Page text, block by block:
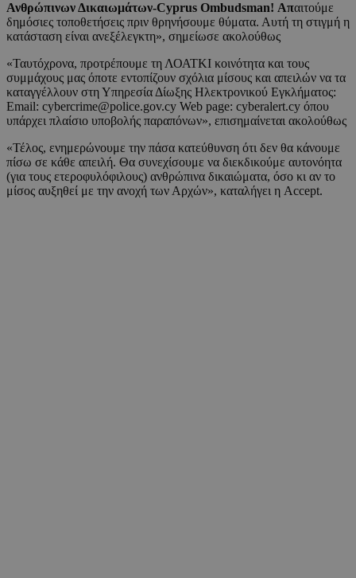
Ανθρώπινων Δικαιωμάτων-Cyprus Ombudsman! Απαιτούμε
δημόσιες τοποθετήσεις πριν θρηνήσουμε θύματα. Αυτή τη στιγμή η
κατάσταση είναι ανεξέλεγκτη», σημείωσε ακολούθως
«Ταυτόχρονα, προτρέπουμε τη ΛΟΑΤΚΙ κοινότητα και τους
συμμάχους μας όποτε εντοπίζουν σχόλια μίσους και απειλών να τα
καταγγέλλουν στη Υπηρεσία Δίωξης Ηλεκτρονικού Εγκλήματος:
Email: cybercrime@police.gov.cy Web page: cyberalert.cy όπου
υπάρχει πλαίσιο υποβολής παραπόνων», επισημαίνεται ακολούθως
«Τέλος, ενημερώνουμε την πάσα κατεύθυνση ότι δεν θα κάνουμε
πίσω σε κάθε απειλή. Θα συνεχίσουμε να διεκδικούμε αυτονόητα
(για τους ετεροφυλόφιλους) ανθρώπινα δικαιώματα, όσο κι αν το
μίσος αυξηθεί με την ανοχή των Αρχών», καταλήγει η Accept.